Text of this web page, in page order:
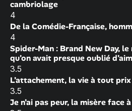
cambriolage
4
De la Comédie-Française,
4
Spider-Man : Brand New Day,
qu’on avait presque oublié
3.5
L’attachement, la vie à tout prix
3.5
Je n’ai pas peur, la misère face